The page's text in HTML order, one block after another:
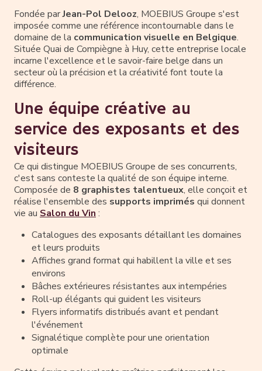
Fondée parJean-Pol Delooz, MOEBIUS Groupe s'est
imposée comme une référence incontournable dans le
domaine de la communication visuelle en Belgique.
Située Quai de Compiègne à Huy, cette entreprise locale
incarne l'excellence et le savoir-faire belge dans un
secteur où la précision et la créativité font toute la
différence.
Une équipe créative au
service des exposants et des
visiteurs
Ce qui distingue MOEBIUS Groupe de ses concurrents,
c'est sans conteste la qualité de son équipe interne.
Composée de 8 graphistes talentueux, elle conçoit et
réalise l'ensemble des supports imprimés qui donnent
vie au Salon du Vin :
Catalogues des exposants détaillant les domaines
et leurs produits
Affiches grand format qui habillent la ville et ses
environs
Bâches extérieures résistantes aux intempéries
Roll-up élégants qui guident les visiteurs
Flyers informatifs distribués avant et pendant
l'événement
Signalétique complète pour une orientation
optimale